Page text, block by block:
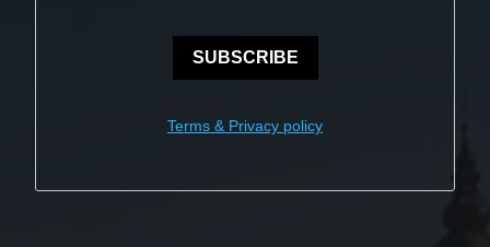
SUBSCRIBE
Terms & Privacy policy